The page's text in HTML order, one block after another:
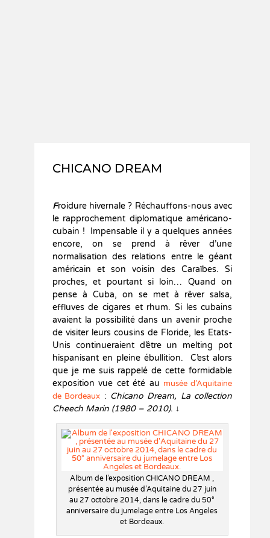
CHICANO DREAM
Froidure hivernale ? Réchauffons-nous avec
le rapprochement diplomatique américano-
cubain ! Impensable il y a quelques années
encore, on se prend à rêver d’une
normalisation des relations entre le géant
américain et son voisin des Caraïbes. Si
proches, et pourtant si loin… Quand on
pense à Cuba, on se met à rêver salsa,
effluves de cigares et rhum. Si les cubains
avaient la possibilité dans un avenir proche
de visiter leurs cousins de Floride, les Etats-
Unis continueraient d’être un melting pot
hispanisant en pleine ébullition. C’est alors
que je me suis rappelé de cette formidable
exposition vue cet été au musée d’Aquitaine
de Bordeaux : Chicano Dream, La collection
Cheech Marin (1980 – 2010). ↓
Album de l’exposition CHICANO DREAM ,
présentée au musée d’Aquitaine du 27 juin
au 27 octobre 2014, dans le cadre du 50°
anniversaire du jumelage entre Los Angeles
et Bordeaux.